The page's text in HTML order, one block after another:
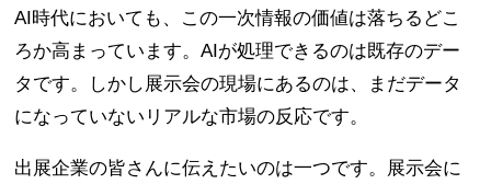
AI時代においても、この一次情報の価値は落ちるどこ
ろか高まっています。AIが処理できるのは既存のデー
タです。しかし展示会の現場にあるのは、まだデータ
になっていないリアルな市場の反応です。
出展企業の皆さんに伝えたいのは一つです。展示会に